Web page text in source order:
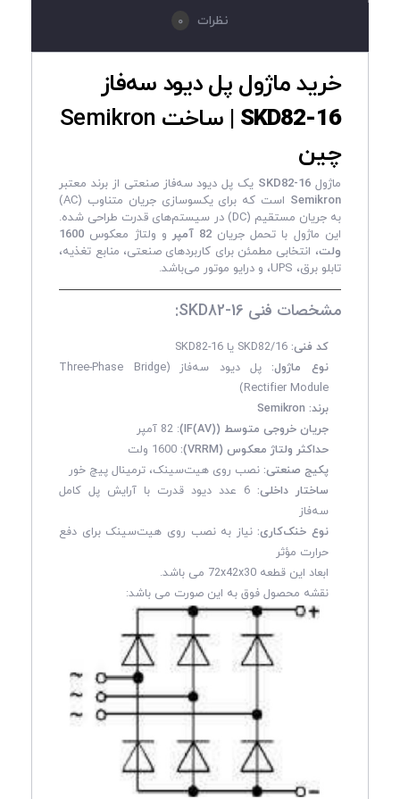
نظرات 0
خرید ماژول پل دیود سه‌فاز
SKD82-16
| ساخت Semikron
چین
ماژولSKD82-16 یک پل دیود سه‌فاز صنعتی از برند معتبر
Semikron
است که برای یکسوسازی جریان متناوب (AC)
به جریان مستقیم (DC) در سیستم‌های قدرت طراحی شده.
این ماژول با تحمل جریان 82 آمپر و ولتاژ معکوس 1600
ولت، انتخابی مطمئن برای کاربردهای صنعتی، منابع تغذیه،
تابلو برق، UPS، و درایو موتور می‌باشد.
مشخصات فنی SKD82-16:
کد فنی: SKD82/16 یا SKD82-16
نوع ماژول:
پل دیود سه‌فاز (Three-Phase Bridge
Rectifier Module)
برند: Semikron
جریان خروجی متوسط (IF(AV))
: 82 آمپر
حداکثر ولتاژ معکوس (VRRM):
1600 ولت
پکیج صنعتی: نصب روی هیت‌سینک، ترمینال پیچ خور
ساختار داخلی:
6 عدد دیود قدرت با آرایش پل کامل
سه‌فاز
نوع خنک‌کاری:نیاز به نصب روی هیت‌سینک برای دفع
حرارت مؤثر
ابعاد این قطعه 72x42x30 می باشد.
نقشه محصول فوق به این صورت می باشد: